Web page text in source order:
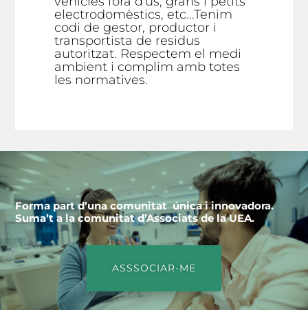
electrodomèstics, etc...Tenim
codi de gestor, productor i
transportista de residus
autoritzat. Respectem el medi
ambient i complim amb totes
les normatives.
Forma part d’una comunitat única i innovadora.
Suma’t a la comunitat d’Associats de la UEA.
ASSSOCIAR-ME